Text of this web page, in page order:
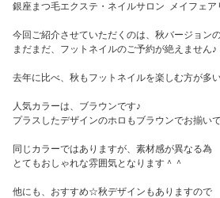
銀座まつ毛エクステ・ネイルサロン メイフェ
今回ご紹介させていただくのは、秋バージョン
まだまだ、フットネイルのご予約が絶えません♪
去年に比べ、秋もフットネイルを楽しむ方が多
人気カラーは、ブラウンです♪
プラスしたデザインのホロもブラウンでお揃い
同じカラーではありますが、素材感が異なる為
とてもおしゃれな雰囲気となります＾＾
他にも、おすすめ☆秋デザインもありますので